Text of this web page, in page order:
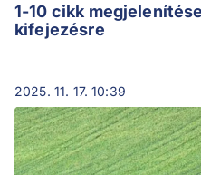
földvásárlás
1-10 cikk
kifejezésre
2025. 11. 17. 10:39